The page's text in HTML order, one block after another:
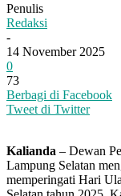
Penulis
Redaksi
-
14 November 2025
0
73
Berbagi di Facebook
Tweet di Twitter
Kalianda – Dewan
Lampung Selatan
memperingati Hari